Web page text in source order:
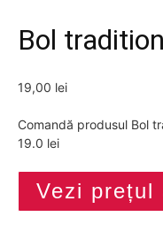
Bol
19,00 lei
Comandă produsul Bol
19.0 lei
Vezi prețul